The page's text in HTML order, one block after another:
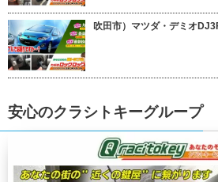
吹田市）マツダ・デミオ
安心のクラシトキーグループ